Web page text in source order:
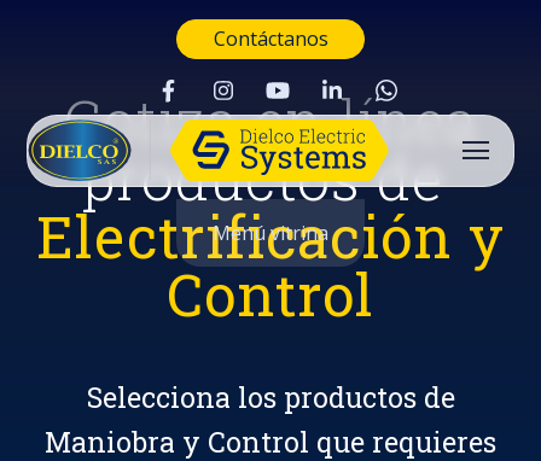
Contáctanos
Menú vitrina
Cotiza en línea
productos de
Electrificación y
Control
Selecciona los productos de
Maniobra y Control que requieres